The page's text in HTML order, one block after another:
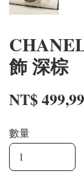
飾 深棕
NT$
數量